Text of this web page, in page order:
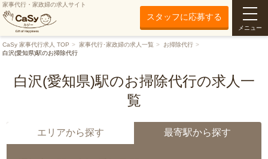
家事代行・家政婦の求人サイト
スタッフに応募する
メニュー
CaSy 家事代行求人 TOP 家事代行･家政婦の求人一覧
お掃除代行
白沢(愛知県)駅のお掃除代行
白沢(愛知県)駅のお掃除代行の求人一
覧
エリアから探す 最寄駅から探す